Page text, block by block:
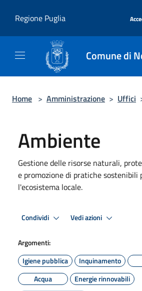
Regione Puglia
Comune di
Home > Amministrazione > Uffici
Ambiente
Gestione delle risorse naturali,
e promozione di pratiche sostenibili
l'ecosistema locale.
Condividi Vedi azioni
Argomenti:
Igiene pubblica
Inquinamento
Acqua
Energie rinnovabili